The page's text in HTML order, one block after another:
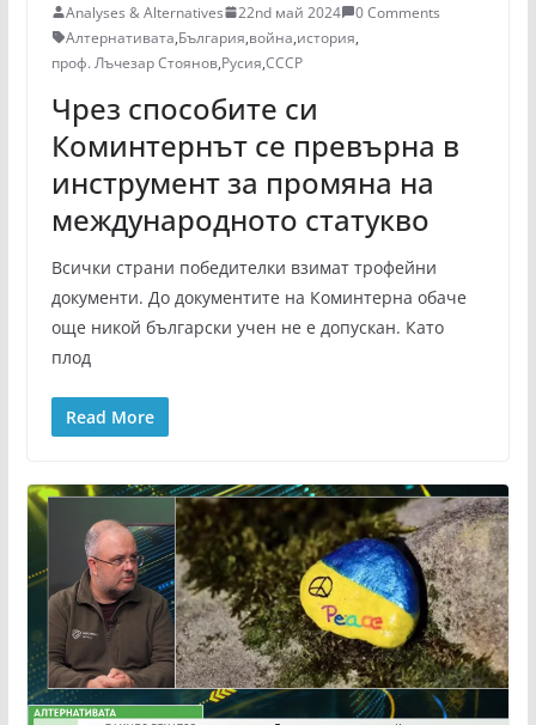
Analyses & Alternatives 22nd май 2024
0 Comments
Алтернативата,България,война,история,
проф. Лъчезар Стоянов,Русия,СССР
Чрез способите си
Коминтернът се превърна в
инструмент за промяна на
международното статукво
Всички страни победителки взимат трофейни
документи. До документите на Коминтерна обаче
още никой български учен не е допускан. Като
плод
Read More